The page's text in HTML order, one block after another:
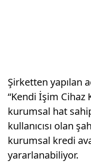
Şirketten yapılan
“Kendi İşim Cihaz
kurumsal hat
kullanıcısı olan
kurumsal kredi
yararlanabiliyor.